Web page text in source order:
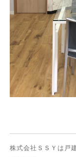
株式会社ＳＳＹは戸